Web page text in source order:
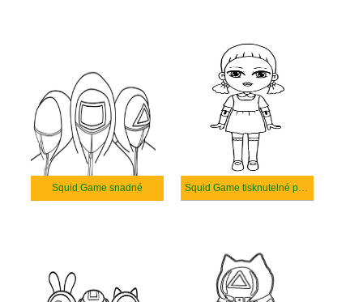
Squid Game snadné Squid Game tisknutelné pro děti